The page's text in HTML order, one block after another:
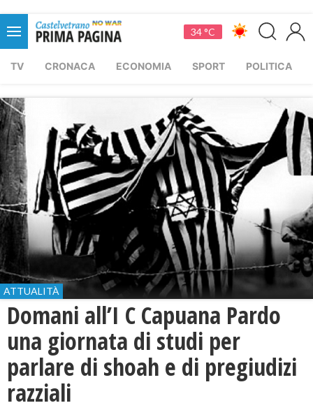
34 °C
TV CRONACA ECONOMIA SPORT POLITICA
ATTUALITÀ
Domani all’I C Capuana Pardo
una giornata di studi per
parlare di shoah e di pregiudizi
razziali